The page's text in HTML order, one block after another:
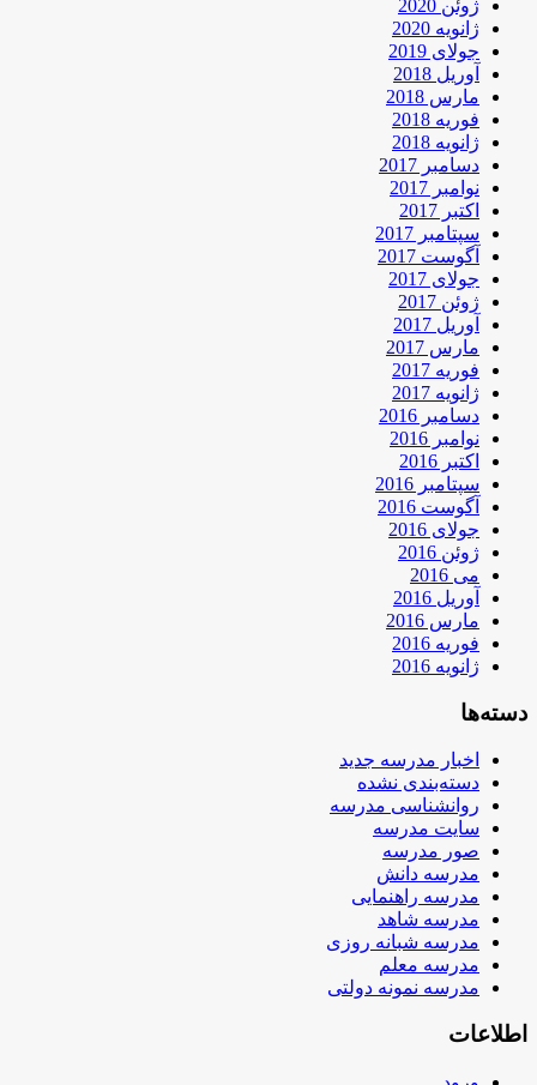
ژوئن 2020
ژانویه 2020
جولای 2019
آوریل 2018
مارس 2018
فوریه 2018
ژانویه 2018
دسامبر 2017
نوامبر 2017
اکتبر 2017
سپتامبر 2017
آگوست 2017
جولای 2017
ژوئن 2017
آوریل 2017
مارس 2017
فوریه 2017
ژانویه 2017
دسامبر 2016
نوامبر 2016
اکتبر 2016
سپتامبر 2016
آگوست 2016
جولای 2016
ژوئن 2016
می 2016
آوریل 2016
مارس 2016
فوریه 2016
ژانویه 2016
دسته‌ها
اخبار مدرسه جدید
دسته‌بندی نشده
روانشناسی مدرسه
سایت مدرسه
صور مدرسه
مدرسه دانش
مدرسه راهنمایی
مدرسه شاهد
مدرسه شبانه روزی
مدرسه معلم
مدرسه نمونه دولتی
اطلاعات